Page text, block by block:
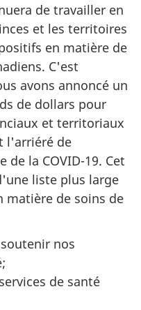
de travailler en
et les territoires
en matière de
C'est
avons annoncé un
de dollars pour
et territoriaux
l'arriéré de
de la COVID-19. Cet
liste plus large
matière de soins de
nos
de santé